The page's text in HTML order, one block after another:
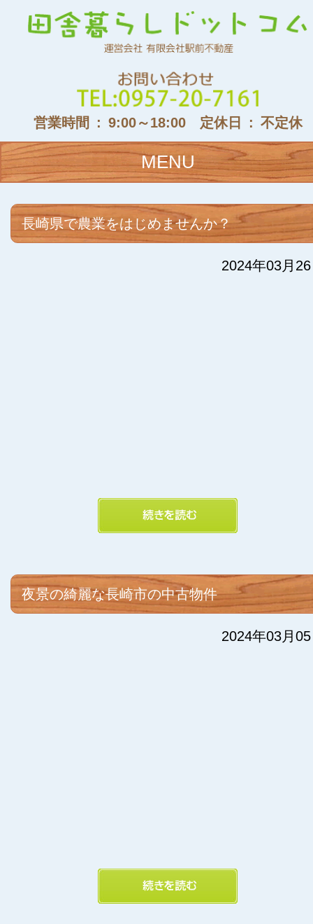
営業時間 : 9:00～18:00 定休日 : 不定休
MENU
長崎県で農業をはじめませんか？
2024年03月
夜景の綺麗な長崎市の中古物件
2024年03月